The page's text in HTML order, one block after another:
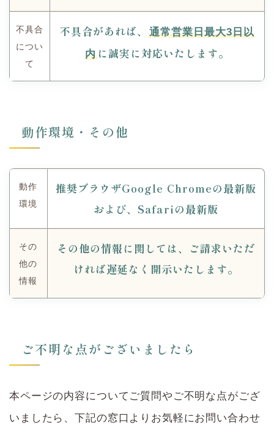
不具合
につい
て
不具合があれば、
通常営業日最大3日以
内に誠実に対応いたします。
動作環境・その他
動作
環境
推奨ブラウザGoogle Chromeの最新版
および、Safariの最新版
その
他の
情報
その他の情報に関しては、ご請求いただ
ければ遅延なく開示いたします。
ご不明な点がございましたら
本ページの内容についてご質問やご不明な点がござ
いましたら、下記の窓口よりお気軽にお問い合わせ